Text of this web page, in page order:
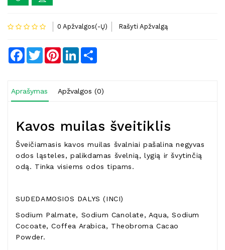
0 Apžvalgos(-Ų) Rašyti Apžvalgą
Facebook
TwitterPinterestLinkedIn
Aprašymas Apžvalgos (0)
Kavos muilas šveitiklis
Šveičiamasis kavos muilas švalniai pašalina negyvas
odos ląsteles, palikdamas švelnią, lygią ir švytinčią
odą. Tinka visiems odos tipams.
SUDEDAMOSIOS DALYS (INCI)
Sodium Palmate, Sodium Canolate, Aqua, Sodium
Cocoate, Coffea Arabica, Theobroma Cacao
Powder.